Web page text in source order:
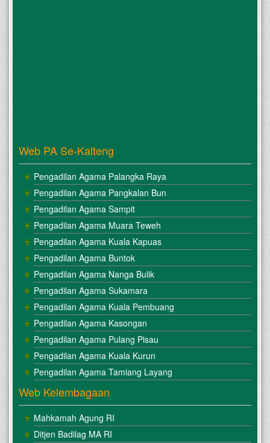
Web PA Se-Kalteng
Pengadilan Agama Palangka Raya
Pengadilan Agama Pangkalan Bun
Pengadilan Agama Sampit
Pengadilan Agama Muara Teweh
Pengadilan Agama Kuala Kapuas
Pengadilan Agama Buntok
Pengadilan Agama Nanga Bulik
Pengadilan Agama Sukamara
Pengadilan Agama Kuala Pembuang
Pengadilan Agama Kasongan
Pengadilan Agama Pulang Pisau
Pengadilan Agama Kuala Kurun
Pengadilan Agama Tamiang Layang
Web Kelembagaan
Mahkamah Agung RI
Ditjen Badilag MA RI